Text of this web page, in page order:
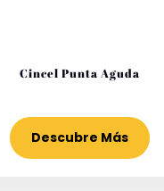
Cincel Punta Aguda
Descubre Más